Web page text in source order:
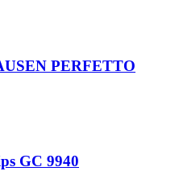
PERFETTO
GC 9940